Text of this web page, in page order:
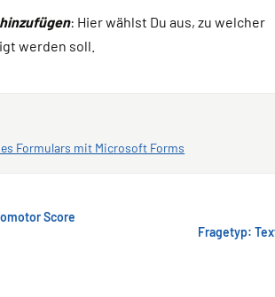
: Hier wählst Du aus, zu welcher
werden soll.
Formulars mit Microsoft Forms
Score
Fragetyp: